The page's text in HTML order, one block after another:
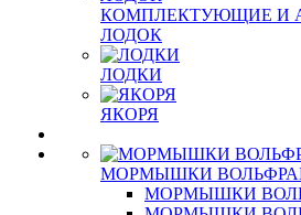
КОМПЛЕКТУЮЩИЕ И
ЛОДОК
ЛОДКИ
ЯКОРЯ
МОРМЫШКИ
МОРМЫШКИ